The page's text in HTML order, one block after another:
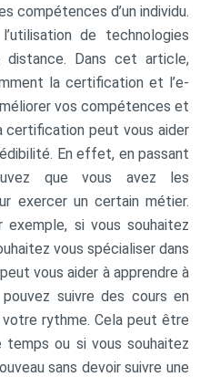
compétences d’un individu.
de technologies
distance. Dans cet article,
la certification et l’e-
vos compétences et
certification peut vous aider
En effet, en passant
que vous avez les
exercer un certain métier.
si vous souhaitez
vous spécialiser dans
vous aider à apprendre à
suivre des cours en
rythme. Cela peut être
ou si vous souhaitez
sans devoir suivre une